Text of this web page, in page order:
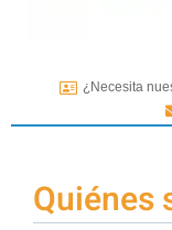
¿Necesita
Quiénes